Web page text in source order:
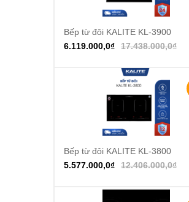
Thêm vào giỏ hàng
Bếp từ đôi KALITE KL-3900
17.438.000,0₫
6.119.000,0₫
Thêm vào giỏ hàng
Bếp từ đôi KALITE KL-3800
12.406.000,0₫
5.577.000,0₫